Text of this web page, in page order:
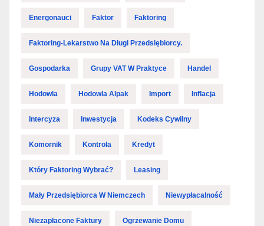
Energonauci Faktor Faktoring
Faktoring-Lekarstwo Na Długi Przedsiębiorcy.
Gospodarka Grupy VAT W Praktyce Handel
Hodowla Hodowla Alpak Import Inflacja
Intercyza Inwestycja Kodeks Cywilny
Komornik Kontrola Kredyt
Który Faktoring Wybrać? Leasing
Mały Przedsiębiorca W Niemczech Niewypłacalność
Niezapłacone Faktury Ogrzewanie Domu